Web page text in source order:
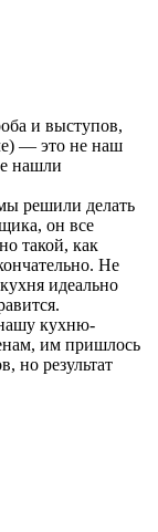
и выступов,
— это не наш
нашли
решили делать
он все
такой, как
Не
идеально
кухню-
им пришлось
но результат